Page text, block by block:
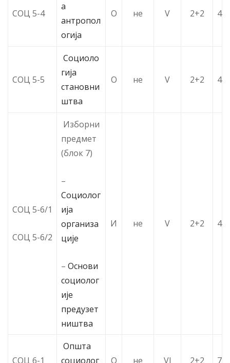
СОЦ 5-4
а
антропол
огија
О не V 2+2 4
СОЦ 5-5
Социоло
гија
становни
штва
О не V 2+2 4
СОЦ 5-6/1
СОЦ 5-6/2
Изборни
предмет
(блок 7)
–
Социолог
ија
организа
ције
– Основи
социолог
ије
предузет
ништва
И не V 2+2 4
СОЦ 6-1
Општа
социолог
О не VI 2+2 7